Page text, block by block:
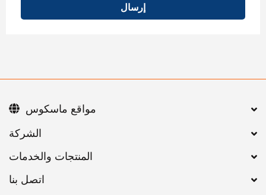
إرسال
اتصل بنا
مواقع ماسكوس